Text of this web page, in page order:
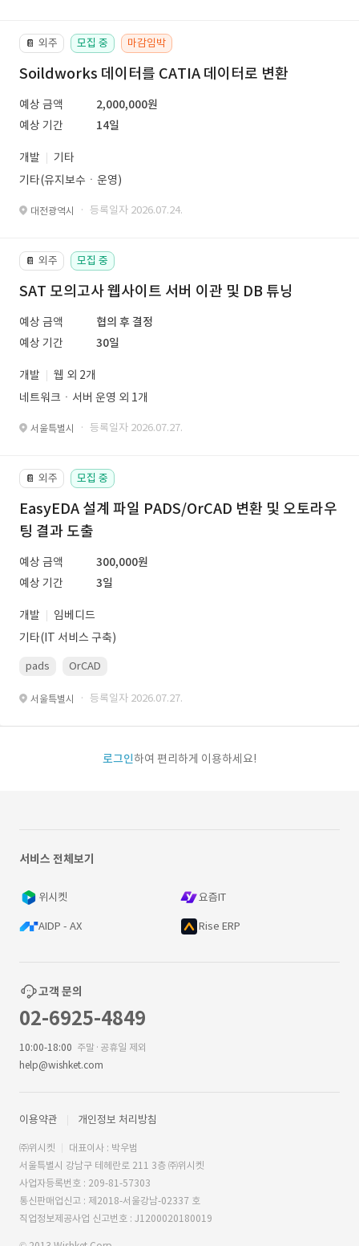
📔 외주 모집 중 마감임박
Soildworks 데이터를 CATIA 데이터로 변환
예상 금액
2,000,000원
예상 기간
14일
개발
기타
기타(유지보수ㆍ운영)
대전광역시 · 등록일자 2026.07.24.
📔 외주 모집 중
SAT 모의고사 웹사이트 서버 이관 및 DB 튜닝
예상 금액
협의 후 결정
예상 기간
30일
개발
웹 외 2개
네트워크ㆍ서버 운영 외 1개
서울특별시 · 등록일자 2026.07.27.
📔 외주 모집 중
EasyEDA 설계 파일 PADS/OrCAD 변환 및 오토라우
팅 결과 도출
예상 금액
300,000원
예상 기간
3일
개발
임베디드
기타(IT 서비스 구축)
pads OrCAD
서울특별시 · 등록일자 2026.07.27.
로그인하여 편리하게 이용하세요!
서비스 전체보기
위시켓 요즘IT
AIDP - AX Rise ERP
고객 문의
02-6925-4849
10:00-18:00 주말·공휴일 제외
help@wishket.com
이용약관 개인정보 처리방침
㈜위시켓
대표이사 : 박우범
서울특별시 강남구 테헤란로 211 3층 ㈜위시켓
사업자등록번호 : 209-81-57303
통신판매업신고 : 제2018-서울강남-02337 호
직업정보제공사업 신고번호 : J1200020180019